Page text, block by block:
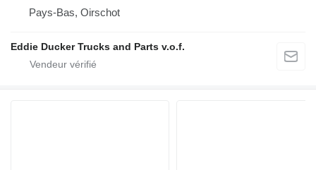
Pays-Bas, Oirschot
Eddie Ducker Trucks and Parts v.o.f.